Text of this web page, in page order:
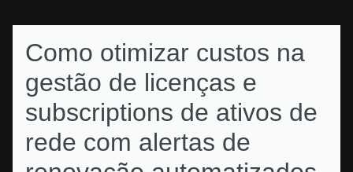
Como otimizar custos na
gestão de licenças e
subscriptions de ativos de
rede com alertas de